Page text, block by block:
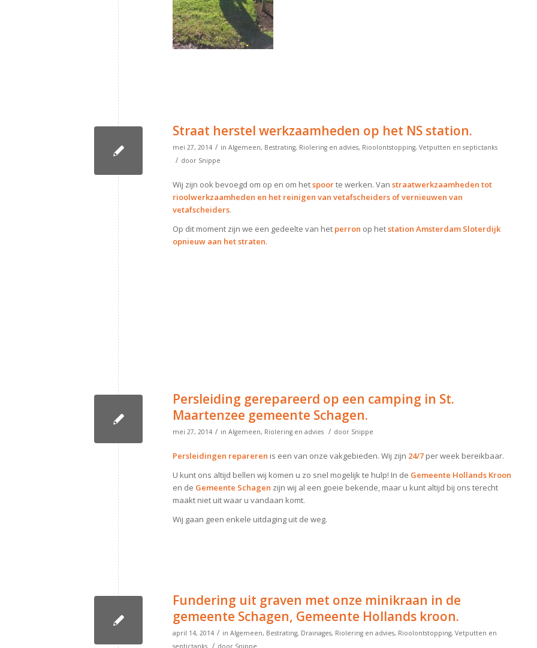
Straat herstel werkzaamheden op het NS station.
mei 27, 2014 / in Algemeen, Bestrating, Riolering en advies, Rioolontstopping, Vetputten en septictanks
/ door Snippe
Wij zijn ook bevoegd om op en om hetspoorte werken. Van straatwerkzaamheden tot
rioolwerkzaamheden en het reinigen van vetafscheiders of vernieuwen van
vetafscheiders.
Op dit moment zijn we een gedeelte van het perron op hetstation Amsterdam Sloterdijk
opnieuw aan het straten.
Persleiding gerepareerd op een camping in St.
Maartenzee gemeente Schagen.
mei 27, 2014 / in Algemeen, Riolering en advies / door Snippe
Persleidingen repareren is een van onze vakgebieden. Wij zijn 24/7 per week bereikbaar.
U kunt ons altijd bellen wij komen u zo snel mogelijk te hulp! In de Gemeente Hollands Kroon
en de Gemeente Schagen zijn wij al een goeie bekende, maar u kunt altijd bij ons terecht
maakt niet uit waar u vandaan komt.
Wij gaan geen enkele uitdaging uit de weg.
Fundering uit graven met onze minikraan in de
gemeente Schagen, Gemeente Hollands kroon.
april 14, 2014 / in Algemeen, Bestrating, Drainages, Riolering en advies, Rioolontstopping, Vetputten en
/